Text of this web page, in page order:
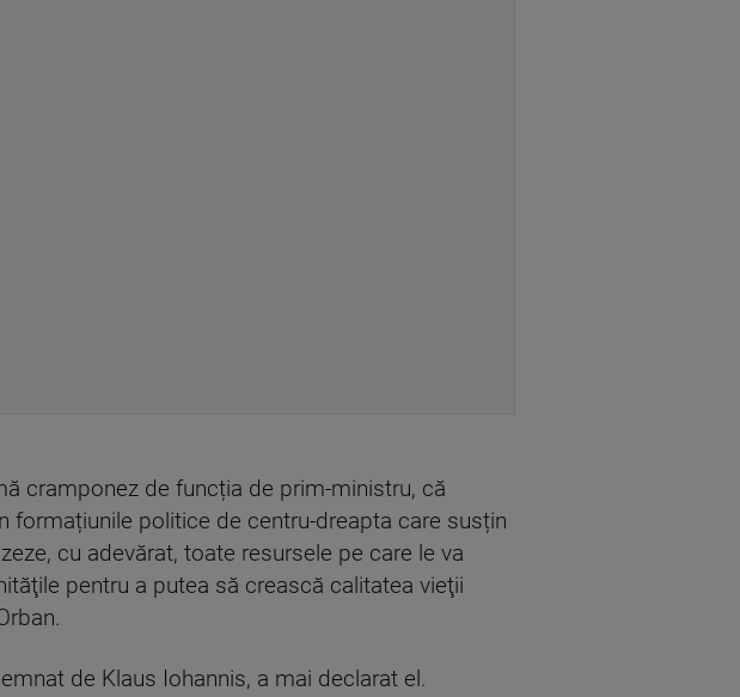
cramponez de funcția de prim-ministru, că
formațiunile politice de centru-dreapta care susțin
cu adevărat, toate resursele pe care le va
pentru a putea să crească calitatea vieţii
de Klaus Iohannis, a mai declarat el.